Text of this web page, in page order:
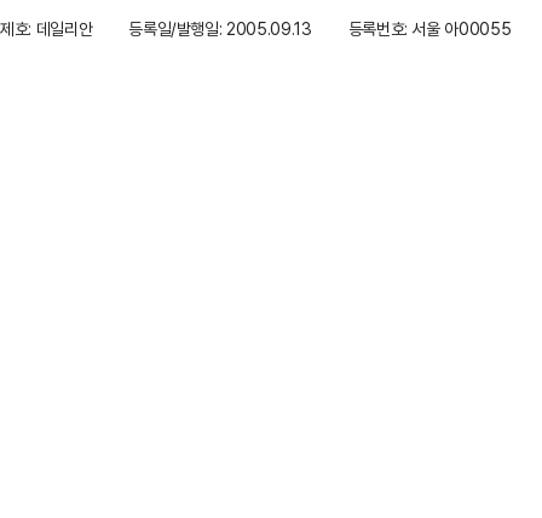
제호: 데일리안
등록일/발행일: 2005.09.13 등록번호: 서울 아00055